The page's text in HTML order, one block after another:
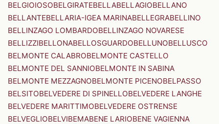
BELGIOIOSOBELGIRATEBELLABELLAGIOBELLANO
BELLANTEBELLARIA-IGEA MARINABELLEGRABELLINO
BELLINZAGO LOMBARDOBELLINZAGO NOVARESE
BELLIZZIBELLONABELLOSGUARDOBELLUNOBELLUSCO
BELMONTE CALABROBELMONTE CASTELLO
BELMONTE DEL SANNIOBELMONTE IN SABINA
BELMONTE MEZZAGNOBELMONTE PICENOBELPASSO
BELSITOBELVEDERE DI SPINELLOBELVEDERE LANGHE
BELVEDERE MARITTIMOBELVEDERE OSTRENSE
BELVEGLIOBELVIBEMABENE LARIOBENE VAGIENNA